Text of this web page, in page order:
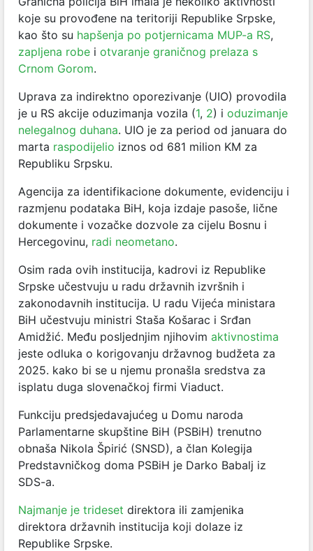
koje su provođene na teritoriji Republike Srpske,
kao što su hapšenja po potjernicama MUP-a RS,
zapljena robe i otvaranje graničnog prelaza s
Crnom Gorom.
Uprava za indirektno oporezivanje (UIO) provodila
je u RS akcije oduzimanja vozila (1, 2) i oduzimanje
nelegalnog duhana. UIO je za period od januara do
marta raspodijelio iznos od 681 milion KM za
Republiku Srpsku.
Agencija za identifikacione dokumente, evidenciju i
razmjenu podataka BiH, koja izdaje pasoše, lične
dokumente i vozačke dozvole za cijelu Bosnu i
Hercegovinu, radi neometano.
Osim rada ovih institucija, kadrovi iz Republike
Srpske učestvuju u radu državnih izvršnih i
zakonodavnih institucija. U radu Vijeća ministara
BiH učestvuju ministri Staša Košarac i Srđan
Amidžić. Među posljednjim njihovim aktivnostima
jeste odluka o korigovanju državnog budžeta za
2025. kako bi se u njemu pronašla sredstva za
isplatu duga slovenačkoj firmi Viaduct.
Funkciju predsjedavajućeg u Domu naroda
Parlamentarne skupštine BiH (PSBiH) trenutno
obnaša Nikola Špirić (SNSD), a član Kolegija
Predstavničkog doma PSBiH je Darko Babalj iz
SDS-a.
Najmanje je trideset direktora ili zamjenika
direktora državnih institucija koji dolaze iz
Republike Srpske.